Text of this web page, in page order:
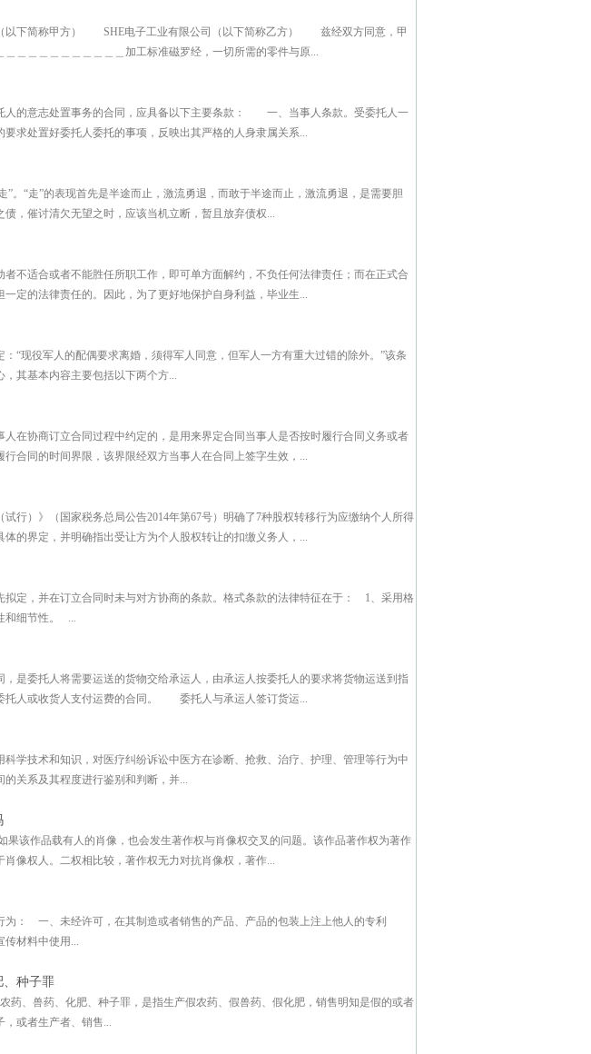
下简称甲方） SHE电子工业有限公司（以下简称乙方） 兹经双方同意，甲
＿＿＿＿＿＿＿＿＿＿加工标准磁罗经，一切所需的零件与原...
人的意志处置事务的合同，应具备以下主要条款： 一、当事人条款。受委托人一
求处置好委托人委托的事项，反映出其严格的人身隶属关系...
”。“走”的表现首先是半途而止，激流勇退，而敢于半途而止，激流勇退，是需要胆
催讨清欠无望之时，应该当机立断，暂且放弃债权...
不适合或者不能胜任所职工作，即可单方面解约，不负任何法律责任；而在正式合
定的法律责任的。因此，为了更好地保护自身利益，毕业生...
“现役军人的配偶要求离婚，须得军人同意，但军人一方有重大过错的除外。”该条
其基本内容主要包括以下两个方...
在协商订立合同过程中约定的，是用来界定合同当事人是否按时履行合同义务或者
合同的时间界限，该界限经双方当事人在合同上签字生效，...
试行）》（国家税务总局公告2014年第67号）明确了7种股权转移行为应缴纳个人所得
的界定，并明确指出受让方为个人股权转让的扣缴义务人，...
拟定，并在订立合同时未与对方协商的条款。格式条款的法律特征在于： 1、采用格
和细节性。 ...
是委托人将需要运送的货物交给承运人，由承运人按委托人的要求将货物运送到指
托人或收货人支付运费的合同。 委托人与承运人签订货运...
学技术和知识，对医疗纠纷诉讼中医方在诊断、抢救、治疗、护理、管理等行为中
关系及其程度进行鉴别和判断，并...
果该作品载有人的肖像，也会发生著作权与肖像权交叉的问题。该作品著作权为著作
像权人。二权相比较，著作权无力对抗肖像权，著作...
为： 一、未经许可，在其制造或者销售的产品、产品的包装上注上他人的专利
材料中使用...
、种子罪
、兽药、化肥、种子罪，是指生产假农药、假兽药、假化肥，销售明知是假的或者
，或者生产者、销售...